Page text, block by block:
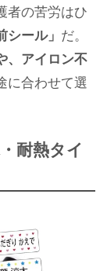
者の苦労はひ
シール」 だ。
、アイロン不
に合わせて選
耐熱タイ